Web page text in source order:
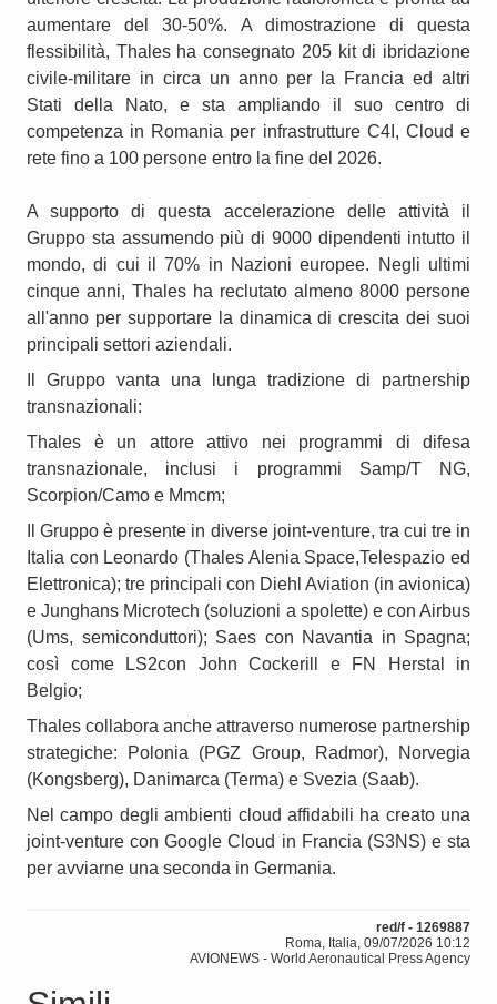
aumentare del 30-50%. A dimostrazione di questa
flessibilità, Thales ha consegnato 205 kit di ibridazione
civile-militare in circa un anno per la Francia ed altri
Stati della Nato, e sta ampliando il suo centro di
competenza in Romania per infrastrutture C4I, Cloud e
rete fino a 100 persone entro la fine del 2026.
A supporto di questa accelerazione delle attività il
Gruppo sta assumendo più di 9000 dipendenti intutto il
mondo, di cui il 70% in Nazioni europee. Negli ultimi
cinque anni, Thales ha reclutato almeno 8000 persone
all'anno per supportare la dinamica di crescita dei suoi
principali settori aziendali.
Il Gruppo vanta una lunga tradizione di partnership
transnazionali:
Thales è un attore attivo nei programmi di difesa
transnazionale, inclusi i programmi Samp/T NG,
Scorpion/Camo e Mmcm;
Il Gruppo è presente in diverse joint-venture, tra cui tre in
Italia con Leonardo (Thales Alenia Space,Telespazio ed
Elettronica); tre principali con Diehl Aviation (in avionica)
e Junghans Microtech (soluzioni a spolette) e con Airbus
(Ums, semiconduttori); Saes con Navantia in Spagna;
così come LS2con John Cockerill e FN Herstal in
Belgio;
Thales collabora anche attraverso numerose partnership
strategiche: Polonia (PGZ Group, Radmor), Norvegia
(Kongsberg), Danimarca (Terma) e Svezia (Saab).
Nel campo degli ambienti cloud affidabili ha creato una
joint-venture con Google Cloud in Francia (S3NS) e sta
per avviarne una seconda in Germania.
red/f - 1269887
Roma, Italia, 09/07/2026 10:12
AVIONEWS - World Aeronautical Press Agency